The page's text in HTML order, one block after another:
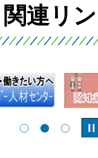
関連リ
3
枚
目
1枚目のスライドを表示
2枚目のスライ
3枚目の